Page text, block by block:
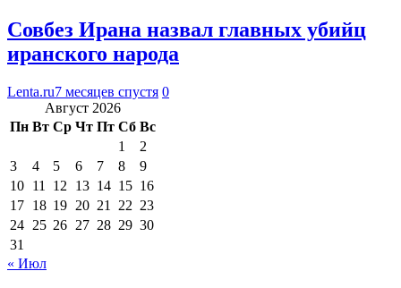
Совбез Ирана назвал главных убийц
иранского народа
Lenta.ru7 месяцев спустя 0
Август 2026
Пн Вт Ср Чт Пт Сб Вс
1
2
3
4 5 6 7 8
9
10 11 12 13 14 15 16
17 18 19 20 21 22 23
24 25 26 27 28 29 30
31
« Июл